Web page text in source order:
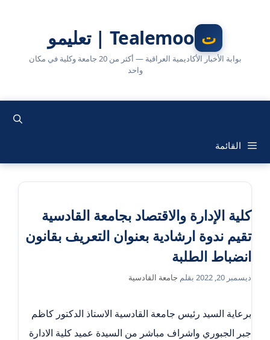
Tealemoo | تعليمو
بوابة الأخبار الأكاديمية العراقية — أكثر من 20 جامعة وكلية في مكان
واحد
القائمة
كلية الإدارة والاقتصاد بجامعة القادسية
تقيم ندوة ارشادية بعنوان التعريف بقانون
انضباط الطلبة
ديسمبر 20, 2022 بقلم جامعة القادسية
برعاية السيد رئيس جامعة القادسية الاستاذ الدكتور كاظم
جبر الجبوري واشراف مباشر من السيدة عميد كلية الادارة